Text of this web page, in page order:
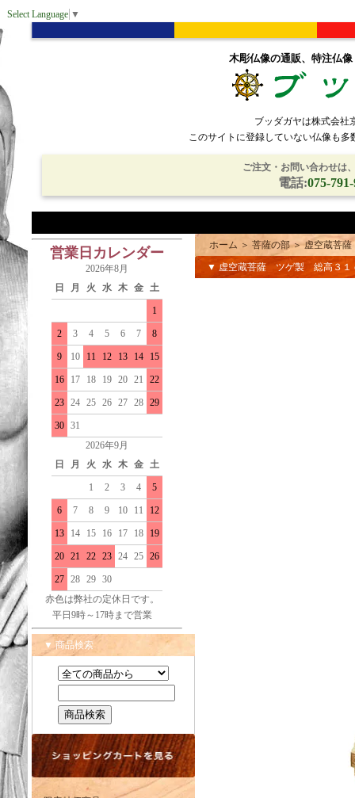
Select Language ▼
木彫仏像の通販、特注仏
ブッダガヤは株式会社
このサイトに登録していない仏像も
ご注文・お問い合わせは
電話:075-
営業日カレンダー
2026年8月
日
月 火 水 木 金 土
1
2 3 4 5 6 7 8
9 10 11 12 13 14 15
16 17 18 19 20 21 22
23 24 25 26 27 28 29
30 31
2026年9月
日
月 火 水 木 金 土
1 2 3 4 5
6 7 8 9 10 11 12
13 14 15 16 17 18 19
20 21 22 23 24 25 26
27 28 29 30
赤色は弊社の定休日です。
平日9時～17時まで営業
▼ 商品検索
ホーム ＞ 菩薩の部＞虚空蔵菩薩
▼ 虚空蔵菩薩 ツゲ製 総高３